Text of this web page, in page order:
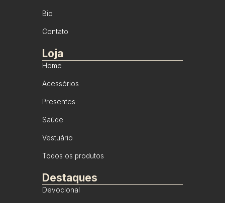
Bio
Contato
Loja
Home
Acessórios
Presentes
Saúde
Vestuário
Todos os produtos
Destaques
Devocional